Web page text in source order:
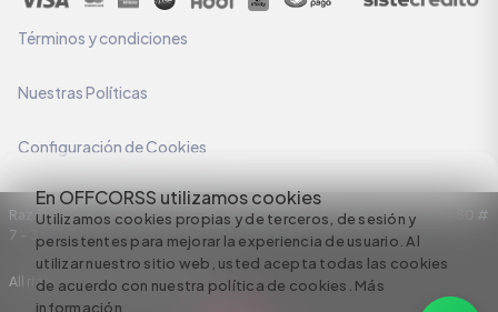
En OFFCORSS utilizamos cookies
Utilizamos cookies propias y de terceros, de sesión y
persistentes para mejorar la experiencia de usuario. Al
utilizar nuestro sitio web, usted acepta todas las cookies
de acuerdo con nuestra política de cookies. Más
información
Términos y condiciones
Nuestras Políticas
Configuración de Cookies
Razón Social: C.I HERMECO S.A. NIT: 890924167-6 Dirección: Carrera 50 #
7 – 35
All rights reserved empowered by